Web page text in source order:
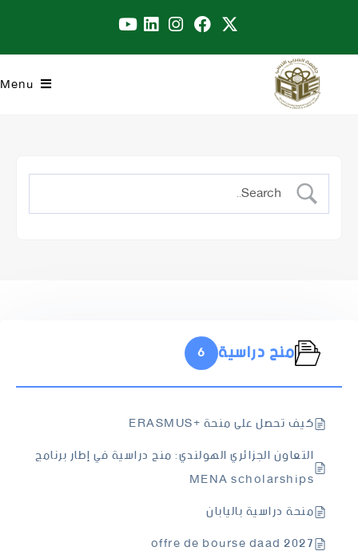
Menu
منح دراسية 6
كيف تحصل على منحة +ERASMUS
التعاون الجزائري الهولندي: منح دراسية في إطار برنامج
MENA scholarships
منحة دراسية باليابان
offre de bourse daad 2027